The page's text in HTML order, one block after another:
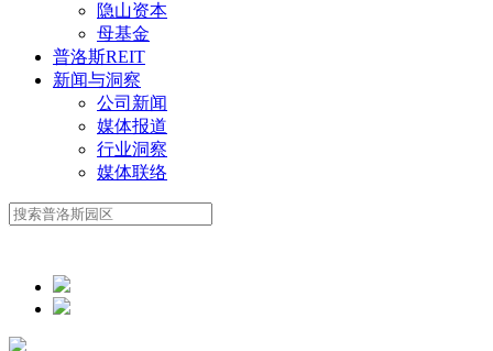
隐山资本
母基金
普洛斯REIT
新闻与洞察
公司新闻
媒体报道
行业洞察
媒体联络